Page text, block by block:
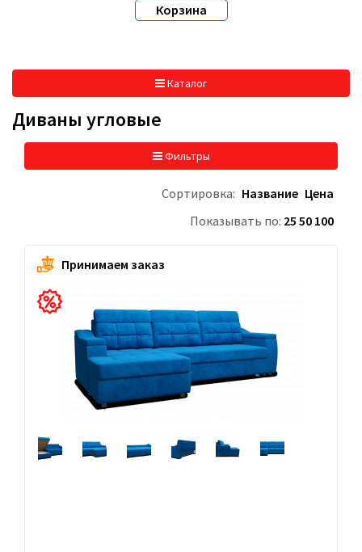
Корзина
Каталог
Диваны угловые
Фильтры
Сортировка: Название Цена
Показывать по: 25 50 100
Принимаем заказ